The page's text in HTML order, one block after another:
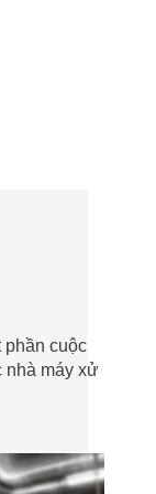
phần cuộc
nhà máy xử